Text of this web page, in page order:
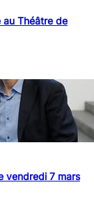
au Théâtre de
vendredi 7 mars